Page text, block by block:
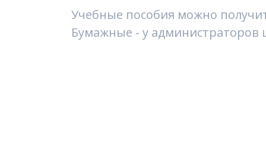
Учебные пособия можно
Бумажные - у